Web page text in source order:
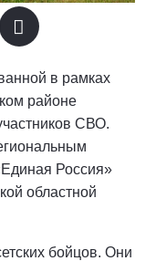
в рамках
районе
СВО.
Россия»
областной
бойцов. Они